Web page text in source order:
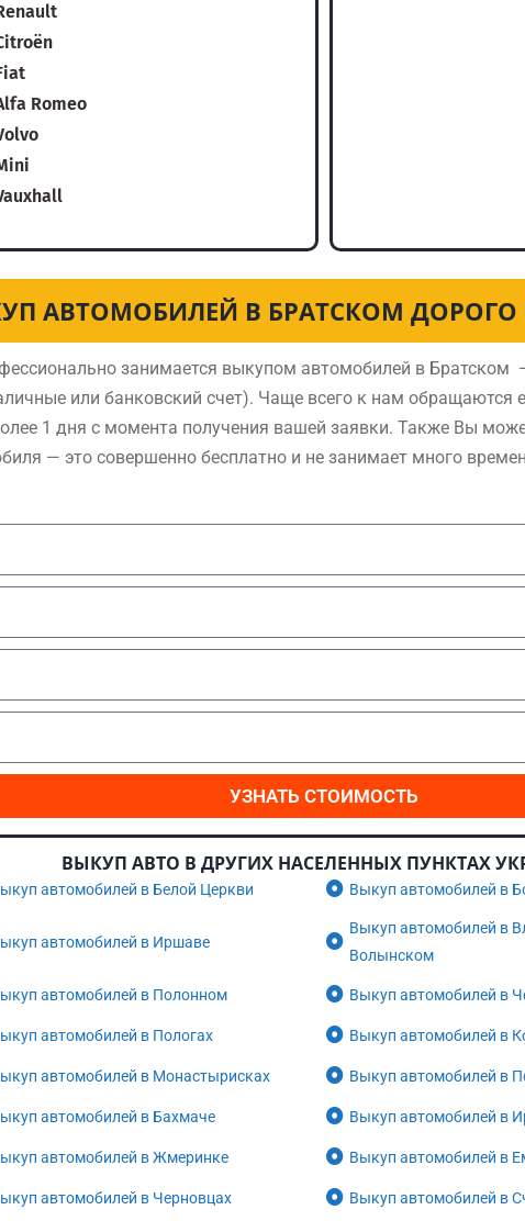
Romeo
АВТОМОБИЛЕЙ В БРАТСКОМ ДОРОГО
занимается выкупом автомобилей в Братском
или банковский счет). Чаще всего к нам обращаются
1 дня с момента получения вашей заявки. Также Вы
— это совершенно бесплатно и не занимает много
УЗНАТЬ СТОИМОСТЬ
ВЫКУП АВТО В ДРУГИХ НАСЕЛЕННЫХ ПУНКТАХ
автомобилей в Белой Церкви Выкуп автомобилей в
автомобилей в Иршаве
Выкуп автомобилей в
Волынском
автомобилей в Полонном Выкуп автомобилей в
автомобилей в Пологах Выкуп автомобилей в
автомобилей в Монастырисках Выкуп автомобилей в
автомобилей в Бахмаче Выкуп автомобилей в
автомобилей в Жмеринке Выкуп автомобилей в
автомобилей в Черновцах Выкуп автомобилей в